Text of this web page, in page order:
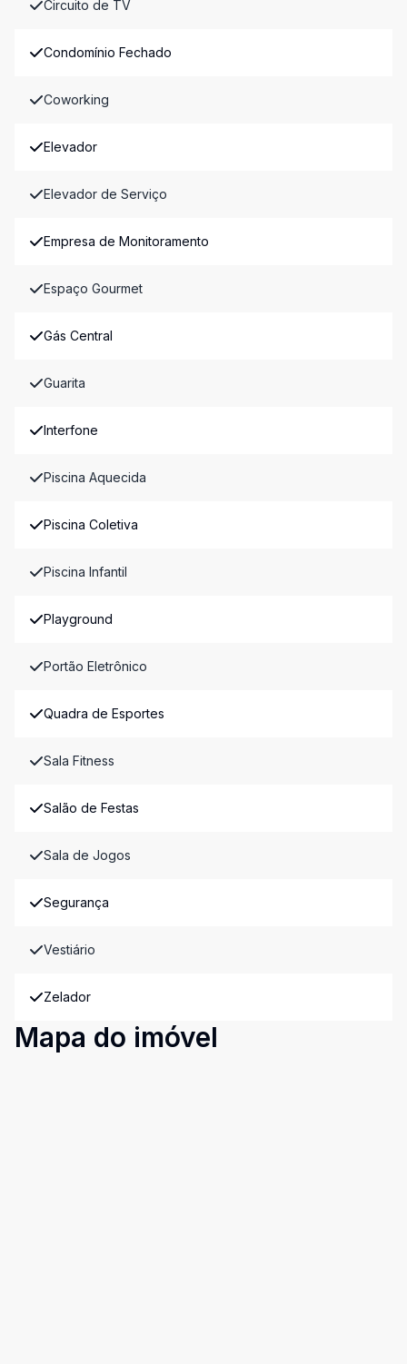
Circuito de TV
Condomínio Fechado
Coworking
Elevador
Elevador de Serviço
Empresa de Monitoramento
Espaço Gourmet
Gás Central
Guarita
Interfone
Piscina Aquecida
Piscina Coletiva
Piscina Infantil
Playground
Portão Eletrônico
Quadra de Esportes
Sala Fitness
Salão de Festas
Sala de Jogos
Segurança
Vestiário
Zelador
Mapa do imóvel